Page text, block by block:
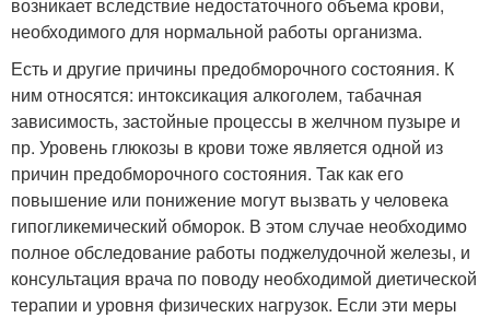
возникает вследствие недостаточного объема крови,
необходимого для нормальной работы организма.
Есть и другие причины предобморочного состояния. К
ним относятся: интоксикация алкоголем, табачная
зависимость, застойные процессы в желчном пузыре и
пр. Уровень глюкозы в крови тоже является одной из
причин предобморочного состояния. Так как его
повышение или понижение могут вызвать у человека
гипогликемический обморок. В этом случае необходимо
полное обследование работы поджелудочной железы, и
консультация врача по поводу необходимой диетической
терапии и уровня физических нагрузок. Если эти меры